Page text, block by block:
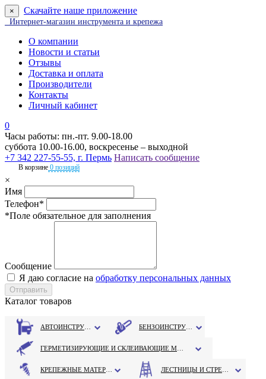
× Скачайте наше приложение
Интернет-магазин инструмента и крепежа
О компании
Новости и статьи
Отзывы
Доставка и оплата
Производители
Контакты
Личный кабинет
0
Часы работы: пн.-пт. 9.00-18.00
суббота 10.00-16.00, воскресенье – выходной
+7 342 227-55-55, г. Пермь Написать сообщение
В корзине 0 позиций
×
Имя
Телефон*
*Поле обязательное для заполнения
Сообщение
Я даю согласие на обработку персональных данных
Каталог товаров